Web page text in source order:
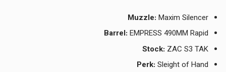
Muzzle: Maxim Silencer
Barrel: EMPRESS 490MM Rapid
Stock: ZAC S3 TAK
Perk: Sleight of Hand